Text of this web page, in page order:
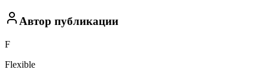
Автор публикации
F
Flexible